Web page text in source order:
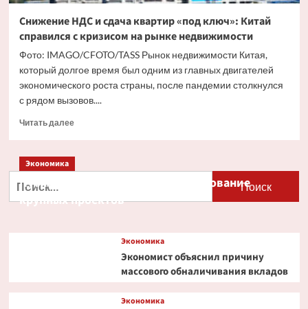
Снижение НДС и сдача квартир «под ключ»: Китай
справился с кризисом на рынке недвижимости
Фото: IMAGO/CFOTO/TASS Рынок недвижимости Китая,
который долгое время был одним из главных двигателей
экономического роста страны, после пандемии столкнулся
с рядом вызовов....
Читать далееПрочитать
Снижение
НДС
сдача
Экономика
Путин и Костин обсудили кредитование
крупных проектов
Экономика
Экономист объяснил причину
массового обналичивания вкладов
Экономика